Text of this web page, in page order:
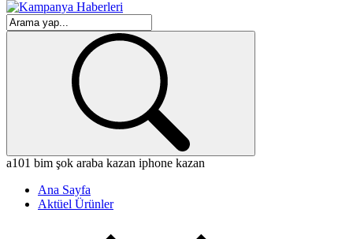
a101 bim şok araba kazan iphone kazan
Ana Sayfa
Aktüel Ürünler